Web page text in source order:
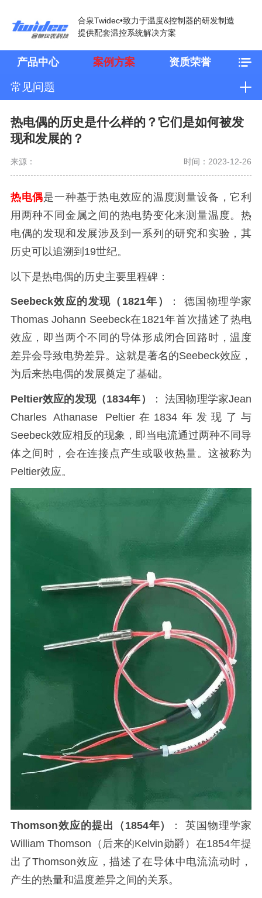
合泉Twidec•致力于温度&控制器的研发制造
提供配套温控系统解决方案
产品中心 案例方案 资质荣誉
常见问题
热电偶的历史是什么样的？它们是如何被发
现和发展的？
来源： 时间：2023-12-26
热电偶是一种基于热电效应的温度测量设备，它利
用两种不同金属之间的热电势变化来测量温度。热
电偶的发现和发展涉及到一系列的研究和实验，其
历史可以追溯到19世纪。
以下是热电偶的历史主要里程碑：
Seebeck效应的发现（1821年）
： 德国物理学家
Thomas Johann Seebeck在1821年首次描述了热电
效应，即当两个不同的导体形成闭合回路时，温度
差异会导致电势差异。这就是著名的Seebeck效应，
为后来热电偶的发展奠定了基础。
Peltier效应的发现（1834年）
： 法国物理学家Jean
Charles Athanase Peltier在1834年发现了与
Seebeck效应相反的现象，即当电流通过两种不同导
体之间时，会在连接点产生或吸收热量。这被称为
Peltier效应。
Thomson效应的提出（1854年）
： 英国物理学家
William Thomson（后来的Kelvin勋爵）在1854年提
出了Thomson效应，描述了在导体中电流流动时，
产生的热量和温度差异之间的关系。